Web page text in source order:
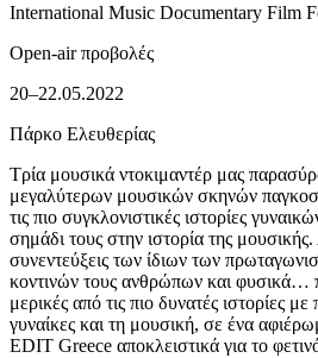
International Music Documentary Film
Open-air προβολές
20–22.05.2022
Πάρκο Ελευθερίας
Τρία μουσικά ντοκιμαντέρ μας
μεγαλύτερων μουσικών σκηνών
τις πιο συγκλονιστικές ιστορίες
σημάδι τους στην ιστορία της
συνεντεύξεις των ίδιων των
κοντινών τους ανθρώπων και φυσικά…
μερικές από τις πιο δυνατές ιστορίες με
γυναίκες και τη μουσική, σε ένα
EDIT Greece αποκλειστικά για το